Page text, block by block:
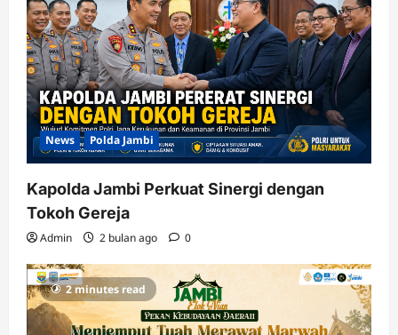
News Polda Jambi
Kapolda Jambi Perkuat Sinergi dengan
Tokoh Gereja
Admin 2 bulan ago 0
2 minutes read